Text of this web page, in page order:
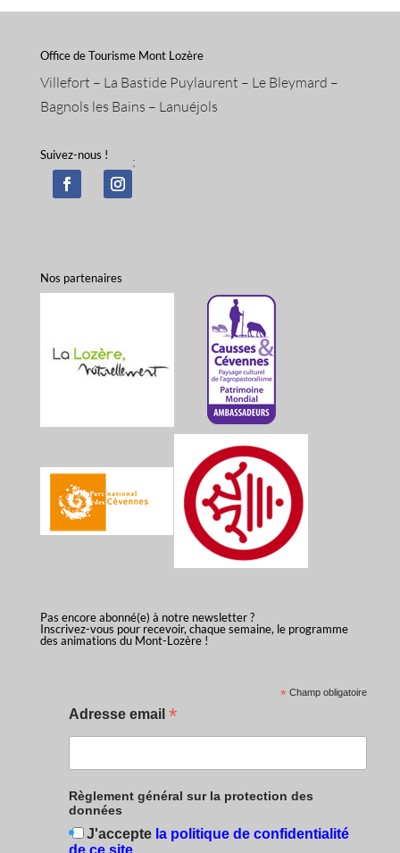
Office de Tourisme Mont Lozère
Villefort – La Bastide Puylaurent – Le Bleymard –
Bagnols les Bains – Lanuéjols
Suivez-nous ! ;
Nos partenaires
Pas encore abonné(e) à notre newsletter ?
Inscrivez-vous pour recevoir, chaque semaine, le programme
des animations du Mont-Lozère !
*Champ obligatoire
Adresse email *
Règlement général sur la protection des
données
J'accepte la politique de confidentialité
de ce site.